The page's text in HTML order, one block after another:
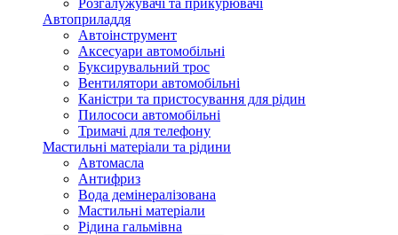
Розгалужувачі та прикурювачі
Автоприладдя
Автоінструмент
Аксесуари автомобільні
Буксирувальний трос
Вентилятори автомобільні
Каністри та пристосування для рідин
Пилососи автомобільні
Тримачі для телефону
Мастильні матеріали та рідини
Автомасла
Антифриз
Вода демінералізована
Мастильні матеріали
Рідина гальмівна